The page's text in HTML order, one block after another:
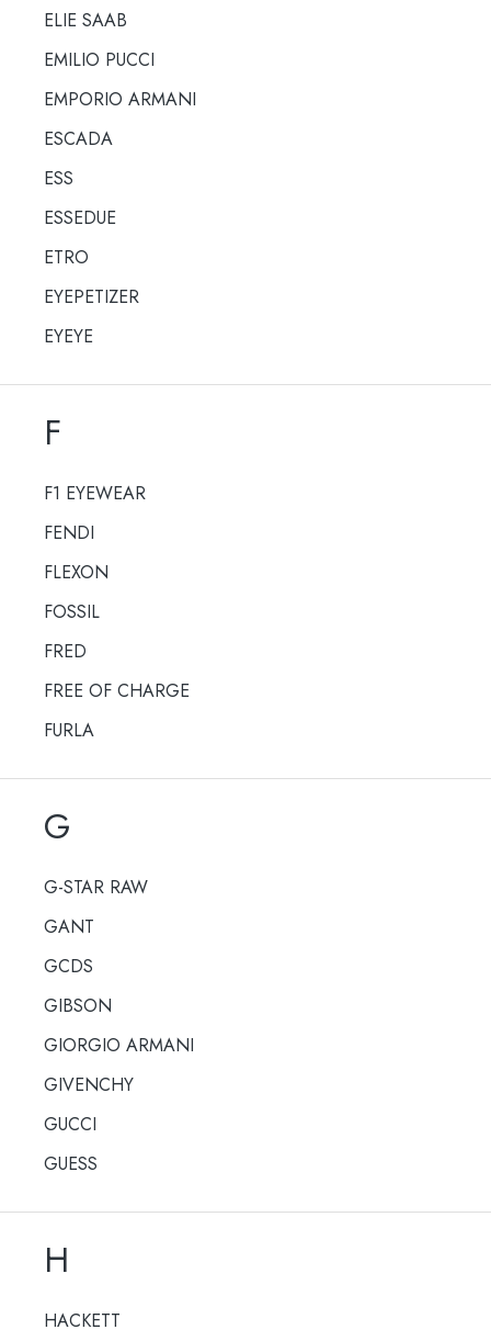
ELIE SAAB
EMILIO PUCCI
EMPORIO ARMANI
ESCADA
ESS
ESSEDUE
ETRO
EYEPETIZER
EYEYE
F
F1 EYEWEAR
FENDI
FLEXON
FOSSIL
FRED
FREE OF CHARGE
FURLA
G
G-STAR RAW
GANT
GCDS
GIBSON
GIORGIO ARMANI
GIVENCHY
GUCCI
GUESS
H
HACKETT